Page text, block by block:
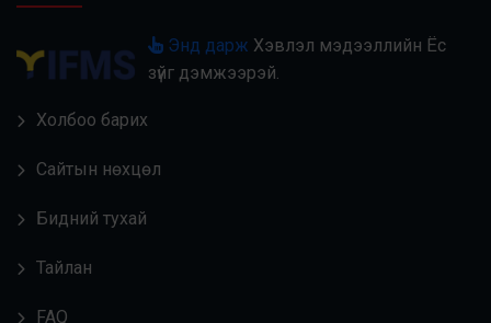
Энд дарж Хэвлэл мэдээллийн Ёс
зүйг дэмжээрэй.
Холбоо барих
Сайтын нөхцөл
Бидний тухай
Тайлан
FAQ